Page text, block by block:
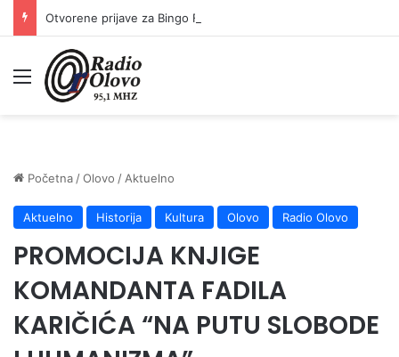
Meni
Početna /Olovo / Aktuelno
Aktuelno Historija Kultura Olovo Radio Olovo
PROMOCIJA KNJIGE
KOMANDANTA FADILA
KARIČIĆA “NA PUTU SLOBODE